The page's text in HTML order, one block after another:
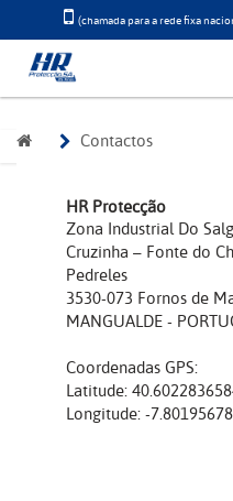
(chamada para a rede fixa
Contactos
HR Protecção
Zona Industrial Do
Cruzinha – Fonte do
Pedreles
3530-073 Fornos de
MANGUALDE -
Coordenadas GPS:
Latitude:
Longitude: -